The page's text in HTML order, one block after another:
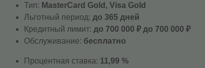
Тип: MasterСard Gold, Visa Gold
Льготный период: до 365 дней
Кредитный лимит: до 700 000 ₽ до 700 000 ₽
Обслуживание: бесплатно
Процентная ставка: 11,99 %